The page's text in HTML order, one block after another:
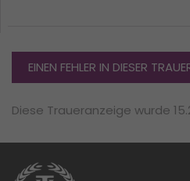
EINEN FEHLER IN DIESER
Diese Traueranzeige wurde